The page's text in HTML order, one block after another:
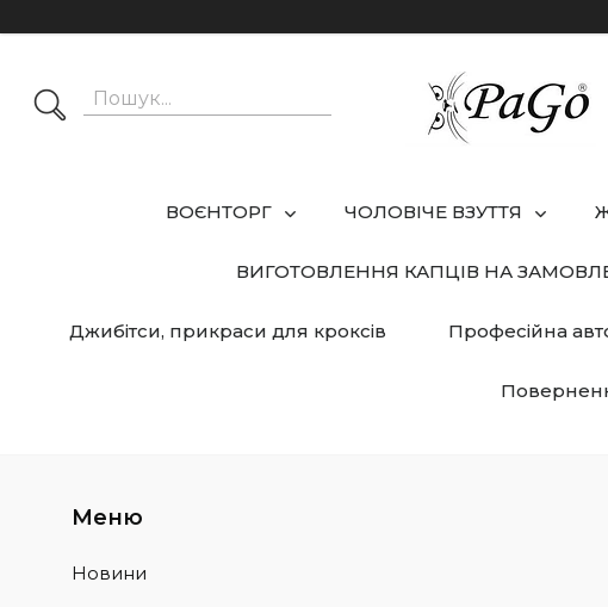
ВОЄНТОРГ ЧОЛОВІЧЕ ВЗУТТЯ
ВИГОТОВЛЕННЯ КАПЦІВ НА
Джибітси, прикраси для кроксів Професійна
Новини